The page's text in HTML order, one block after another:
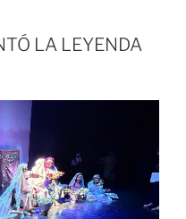
LA LEYENDA